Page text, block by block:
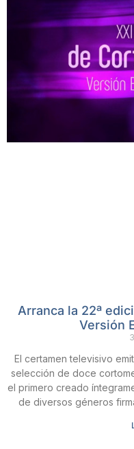
Arranca la 22ª
Versión
El certamen televisivo
selección de doce
el primero creado
de diversos géneros